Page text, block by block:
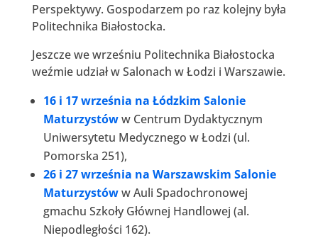
Perspektywy. Gospodarzem po raz kolejny była
Politechnika Białostocka.
Jeszcze we wrześniu Politechnika Białostocka
weźmie udział w Salonach w Łodzi i Warszawie.
16 i 17 września na Łódzkim Salonie
Maturzystóww Centrum Dydaktycznym
Uniwersytetu Medycznego w Łodzi (ul.
Pomorska 251),
26 i 27 września na Warszawskim Salonie
Maturzystóww Auli Spadochronowej
gmachu Szkoły Głównej Handlowej (al.
Niepodległości 162).